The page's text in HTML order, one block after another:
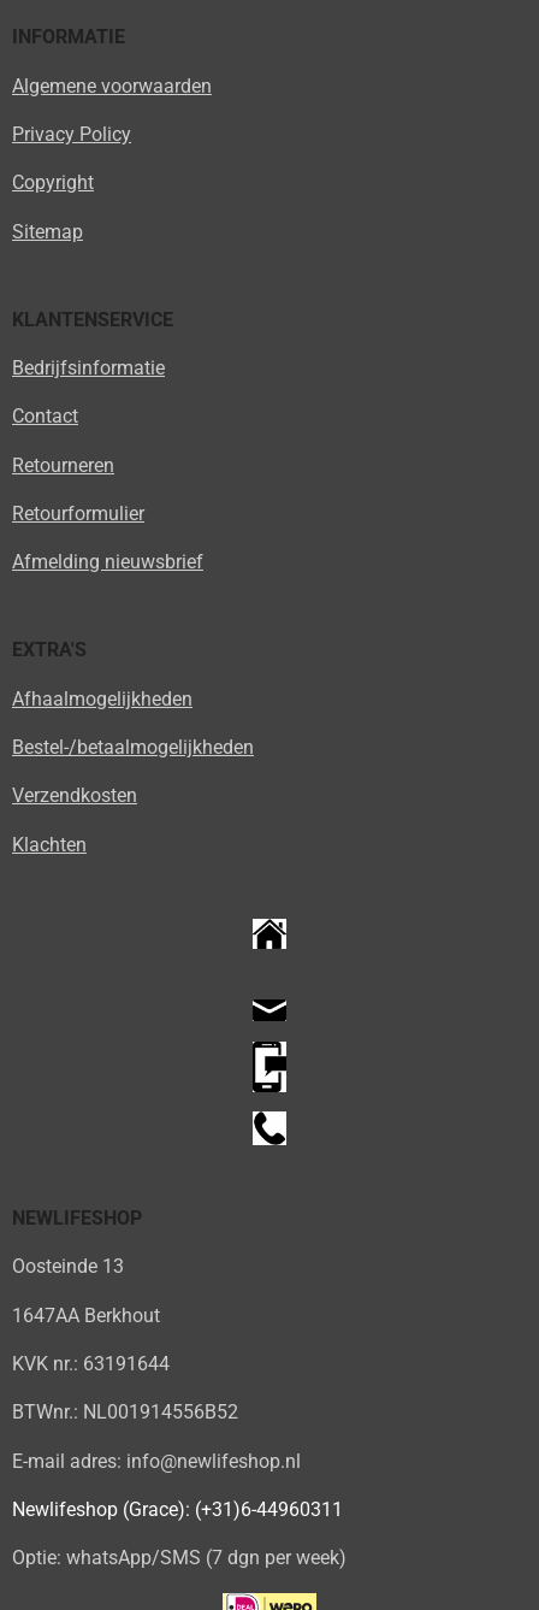
INFORMATIE
Algemene voorwaarden
Privacy Policy
Copyright
Sitemap
KLANTENSERVICE
Bedrijfsinformatie
Contact
Retourneren
Retourformulier
Afmelding nieuwsbrief
EXTRA'S
Afhaalmogelijkheden
Bestel-/betaalmogelijkheden
Verzendkosten
Klachten
NEWLIFESHOP
Oosteinde 13
1647AA Berkhout
KVK nr.: 63191644
BTWnr.: NL001914556B52
E-mail adres: info@newlifeshop.nl
Newlifeshop (Grace): (+31)6-44960311
Optie: whatsApp/SMS (7 dgn per week)